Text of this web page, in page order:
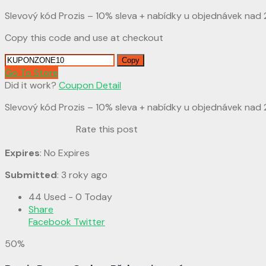
Slevový kód Prozis – 10% sleva + nabídky u objednávek nad
Copy this code and use at checkout
Copy
Go To Store
Did it work? Coupon Detail
Slevový kód Prozis – 10% sleva + nabídky u objednávek nad
Rate this post
Expires: No Expires
Submitted: 3 roky ago
44 Used - 0 Today
Share
Facebook Twitter
50%